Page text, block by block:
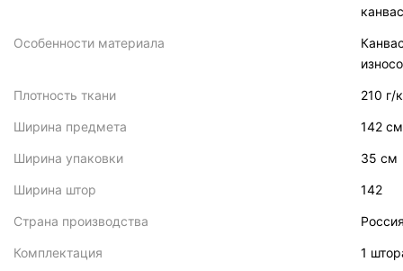
Особенности материала
Плотность ткани 210 г/
Ширина предмета 142 см
Ширина упаковки 35 см
Ширина штор 142
Страна производства
Комплектация 1